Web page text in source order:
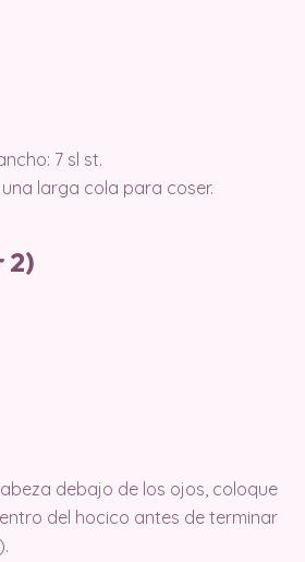
7 sl st.
larga cola para coser.
2)
debajo de los ojos, coloque
del hocico antes de terminar